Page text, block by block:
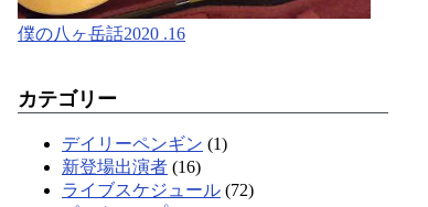
僕の八ヶ岳話2020 .16
カテゴリー
デイリーペンギン (1)
新登場出演者 (16)
ライブスケジュール (72)